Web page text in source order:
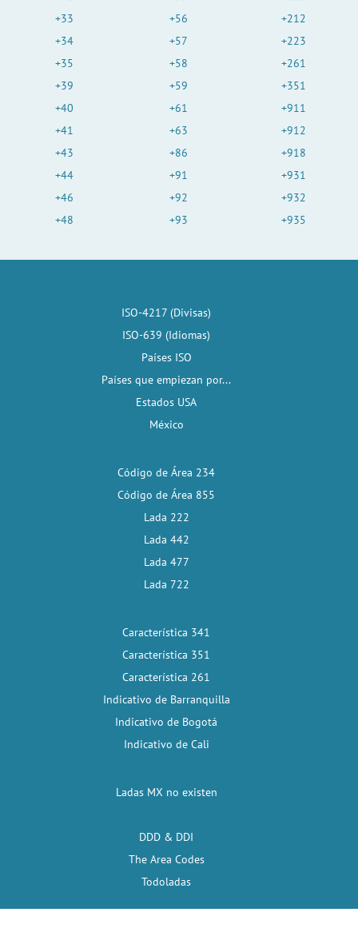
+33
+34
+35
+39
+40
+41
+43
+44
+46
+48
+56
+57
+58
+59
+61
+63
+86
+91
+92
+93
+212
+223
+261
+351
+911
+912
+918
+931
+932
+935
ISO-4217 (Divisas)
ISO-639 (Idiomas)
Países ISO
Países que empiezan por...
Estados USA
México
Código de Área 234
Código de Área 855
Lada 222
Lada 442
Lada 477
Lada 722
Característica 341
Característica 351
Característica 261
Indicativo de Barranquilla
Indicativo de Bogotá
Indicativo de Cali
Ladas MX no existen
DDD & DDI
The Area Codes
Todoladas